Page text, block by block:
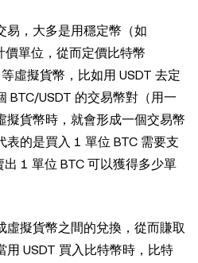
易，大多是用穩定幣（如
價單位，從而定價比特幣
等虛擬貨幣，比如用 USDT 去定
BTC/USDT 的交易幣對（用一
擬貨幣時，就會形成一個交易幣
的是買入 1 單位 BTC 需要支
1 單位 BTC 可以獲得多少單
虛擬貨幣之間的兌換，從而賺取
USDT 買入比特幣時，比特